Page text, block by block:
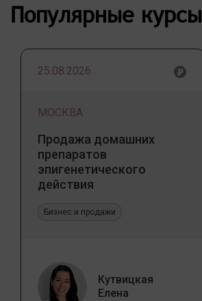
Популярные курсы
25.08.2026
МОСКВА
Продажа домашних
препаратов
эпигенетического
действия
Бизнес и продажи
Кутвицкая
Елена